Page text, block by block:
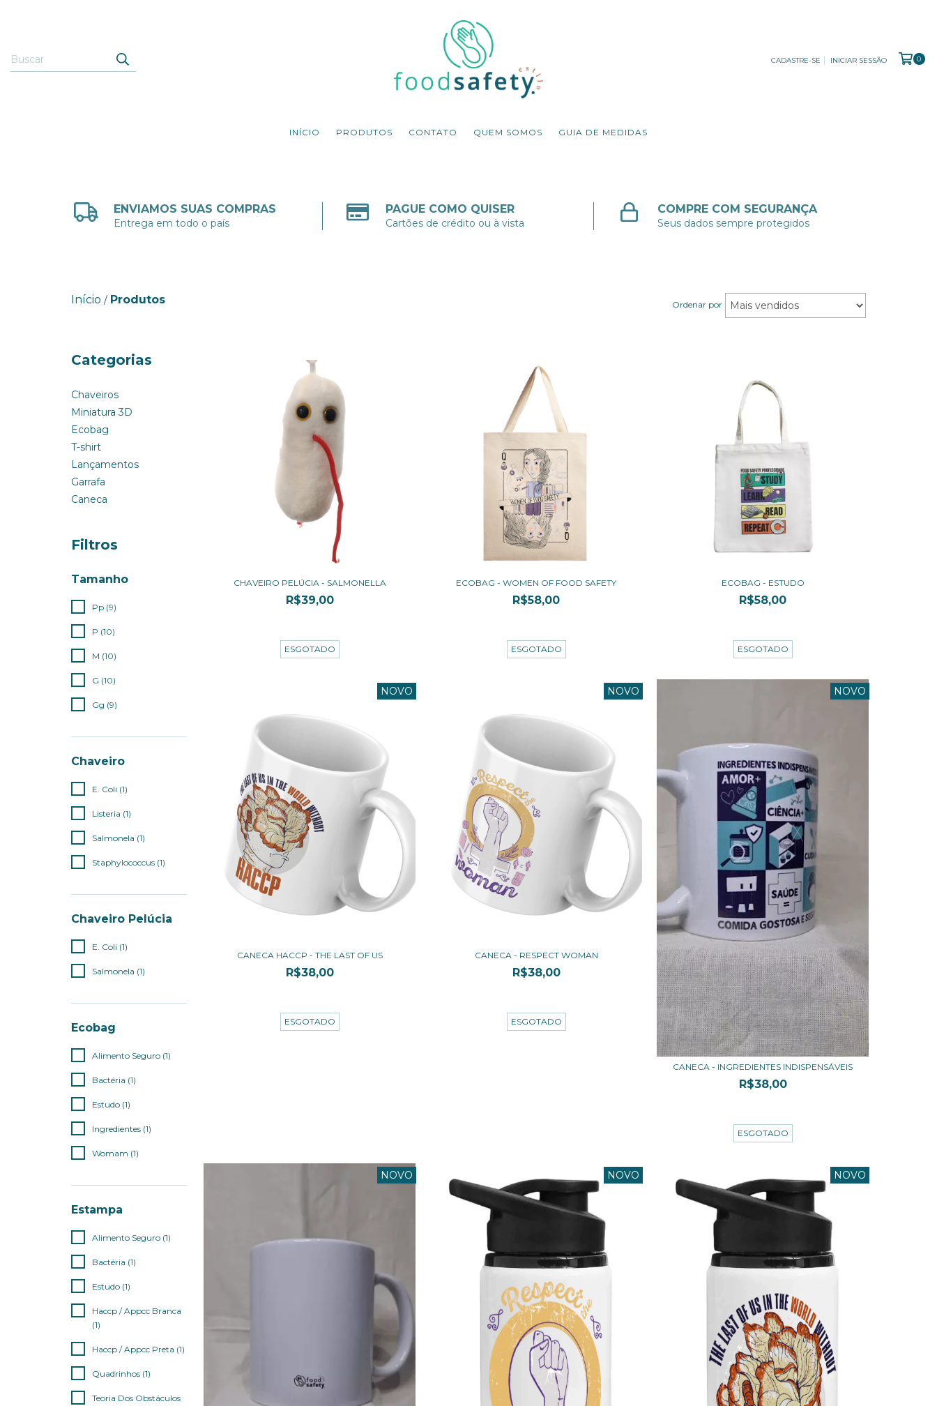
CADASTRE-SE INICIAR SESSÃO 0
INÍCIO PRODUTOS CONTATO QUEM SOMOS GUIA DE MEDIDAS
ENVIAMOS SUAS COMPRAS
Entrega em todo o país
PAGUE COMO QUISER
Cartões de crédito ou à vista
COMPRE COM SEGURANÇA
Seus dados sempre protegidos
Início / Produtos Ordenar por
Categorias
Chaveiros
Miniatura 3D
Ecobag
T-shirt
Lançamentos
Garrafa
Caneca
Filtros
Tamanho
Pp (9)
P (10)
M (10)
G (10)
Gg (9)
Chaveiro
E. Coli (1)
Listeria (1)
Salmonela (1)
Staphylococcus (1)
Chaveiro Pelúcia
E. Coli (1)
Salmonela (1)
Ecobag
Alimento Seguro (1)
Bactéria (1)
Estudo (1)
Ingredientes (1)
Womam (1)
Estampa
Alimento Seguro (1)
Bactéria (1)
Estudo (1)
Haccp / Appcc Branca
(1)
Haccp / Appcc Preta (1)
Quadrinhos (1)
Teoria Dos Obstáculos
CHAVEIRO PELÚCIA - SALMONELLA
R$39,00
ESGOTADO
ECOBAG - WOMEN OF FOOD SAFETY
R$58,00
ESGOTADO
ECOBAG - ESTUDO
R$58,00
ESGOTADO
NOVO
CANECA HACCP - THE LAST OF US
R$38,00
ESGOTADO
NOVO
CANECA - RESPECT WOMAN
R$38,00
ESGOTADO
NOVO
CANECA - INGREDIENTES INDISPENSÁVEIS
R$38,00
ESGOTADO
NOVO NOVO NOVO